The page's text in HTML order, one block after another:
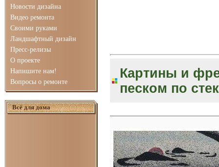
Новости дизайна
Видео ремонта
Своими руками
Ландшафтный дизайн
Пресс-релизы
О проекте
Напишите нам!
Вопросы о ремонте
Всё для дома
Картины и
песком по